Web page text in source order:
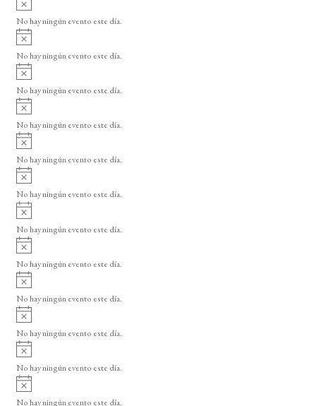
o
v
i
o
No hay ningún evento este día.
A
v
i
o
No hay ningún evento este día.
A
v
i
o
No hay ningún evento este día.
A
v
i
o
No hay ningún evento este día.
A
v
i
o
No hay ningún evento este día.
A
v
i
o
No hay ningún evento este día.
A
v
i
o
No hay ningún evento este día.
A
v
i
o
No hay ningún evento este día.
A
v
i
o
No hay ningún evento este día.
A
v
i
o
No hay ningún evento este día.
A
v
i
o
No hay ningún evento este día.
A
v
No hay ningún evento este día.